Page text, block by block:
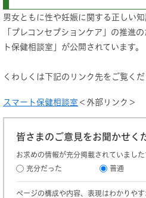
男女ともに性や妊娠に関する正しい
「プレコンセプションケア」の推進
ト保健相談室」が公開されています。
くわしくは下記のリンク先をご覧くだ
スマート保健相談室 ＜外部リンク＞
皆さまのご意見をお聞かせく
お求めの情報が充分掲載されていまし
充分だった
普通
ページの構成や内容、表現はわかりや